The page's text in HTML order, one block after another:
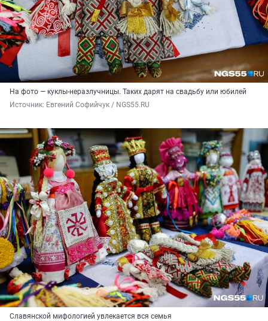
На фото — куклы-неразлучницы. Таких дарят на свадьбу или юбилей
Источник: Евгений Софийчук / NGS55.RU
Славянской мифологией увлекается вся семья